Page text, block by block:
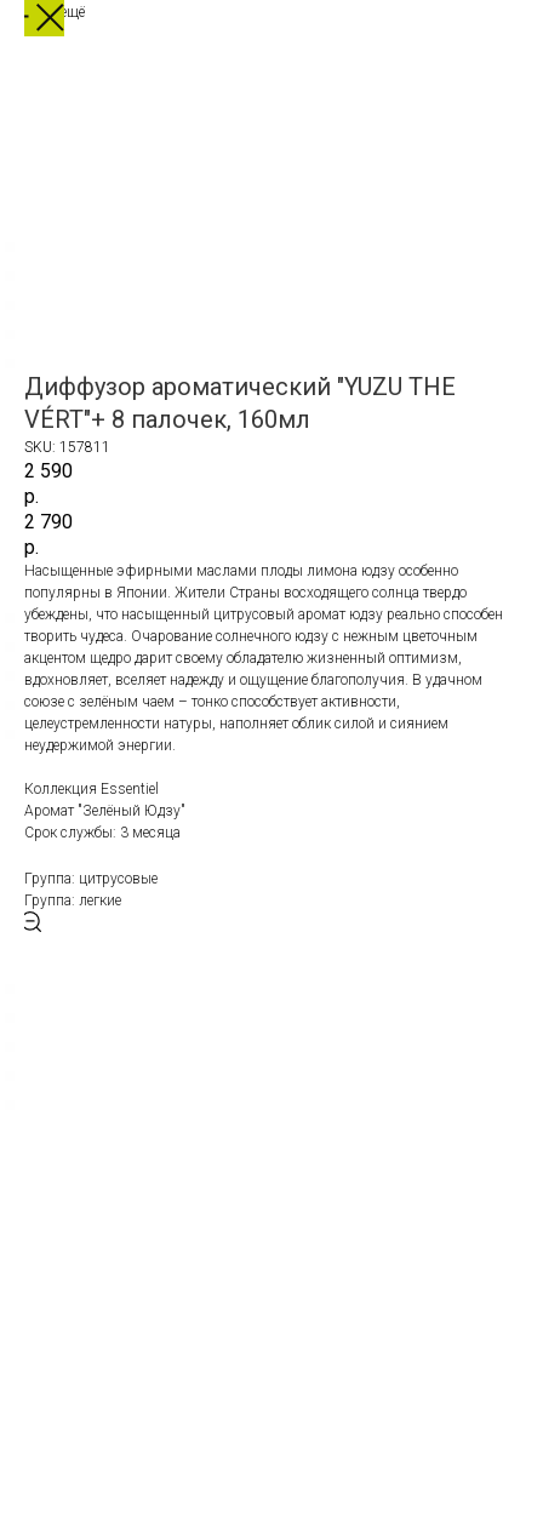
Выбрать ещё
Диффузор ароматический "YUZU THE
VÉRT"+ 8 палочек, 160мл
SKU: 157811
2 590
р.
2 790
р.
Насыщенные эфирными маслами плоды лимона юдзу особенно
популярны в Японии. Жители Страны восходящего солнца твердо
убеждены, что насыщенный цитрусовый аромат юдзу реально способен
творить чудеса. Очарование солнечного юдзу с нежным цветочным
акцентом щедро дарит своему обладателю жизненный оптимизм,
вдохновляет, вселяет надежду и ощущение благополучия. В удачном
союзе с зелёным чаем – тонко способствует активности,
целеустремленности натуры, наполняет облик силой и сиянием
неудержимой энергии.
Коллекция Essentiel
Аромат "Зелёный Юдзу"
Срок службы: 3 месяца
Группа: цитрусовые
Группа: легкие